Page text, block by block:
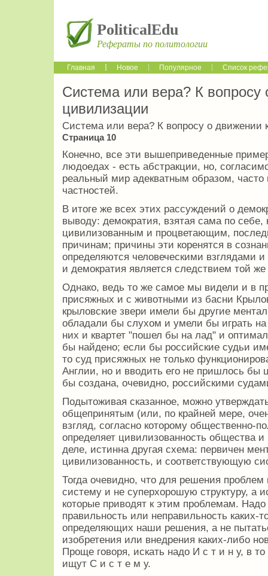
PoliticalEdu
Рефераты по политологии
Главная Новое Популярное Список
Система или вера? К вопросу
цивилизации
Система или вера? К вопросу о движении
Страница 10
Конечно, все эти вышеприведенные
людоедах - есть абстракции, но,
реальный мир адекватным образом, часто
частностей.
В итоге же всех этих рассуждений о
выводу: демократия, взятая сама по себе,
цивилизованным и процветающим,
причинам; причины эти коренятся в
определяются человеческими взглядами
и демократия является следствием той
Однако, ведь то же самое мы видели и в
присяжных и с животными из басни
крыловские звери имели бы другие
обладали бы слухом и умели бы играть
них и квартет "пошел бы на лад" и
бы найдено; если бы российские судьи
то суд присяжных не только
Англии, но и вводить его не пришлось бы
бы создана, очевидно, российскими
Подытоживая сказанное, можно
общепринятым (или, по крайней мере,
взгляд, согласно которому общественно-
определяет цивилизованность общества
деле, истинна другая схема: первичен
цивилизованность, и соответствующую
Тогда очевидно, что для решения
систему и не суперхорошую структуру, а
которые приводят к этим проблемам. Надо
правильность или неправильность каких-
определяющих наши решения, а не
изобретения или внедрения каких-либо
Проще говоря, искать надо И с т и н у, в
ищут С и с т е м у.